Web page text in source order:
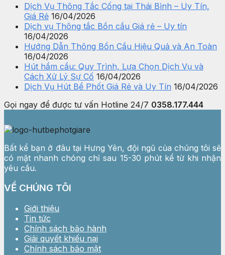
Dịch Vụ Thông Tắc Cống tại Thái Bình – Uy Tín,
Giá Rẻ 16/04/2026
Dịch vụ Thông tắc Bồn cầu Giá rẻ – Uy tín
16/04/2026
Hướng Dẫn Thông Bồn Cầu Hiệu Quả và An Toàn
16/04/2026
Hút hầm cầu: Quy Trình, Lựa Chọn Dịch Vụ và
Cách Xử Lý Sự Cố 16/04/2026
Dịch Vụ Hút Bể Phốt Giá Rẻ và Uy Tín 16/04/2026
Gọi ngay để được tư vấn Hotline 24/7 0358.177.444
Bất kể bạn ở đâu tại Hưng Yên, đội ngũ của chúng tôi sẽ
có mặt nhanh chóng chỉ sau 15-30 phút kể từ khi nhận
yêu cầu.
VỀ CHÚNG TÔI
Giới thiệu
Tin tức
Chính sách bảo hành
Giải quyết khiếu nại
Chính sách bảo mật